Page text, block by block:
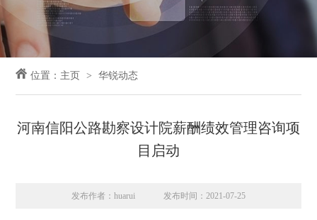
位置： 主页 华锐动态
河南信阳公路勘察设计院薪酬绩效管理咨询项
目启动
发布作者：huarui 发布时间：2021-07-25